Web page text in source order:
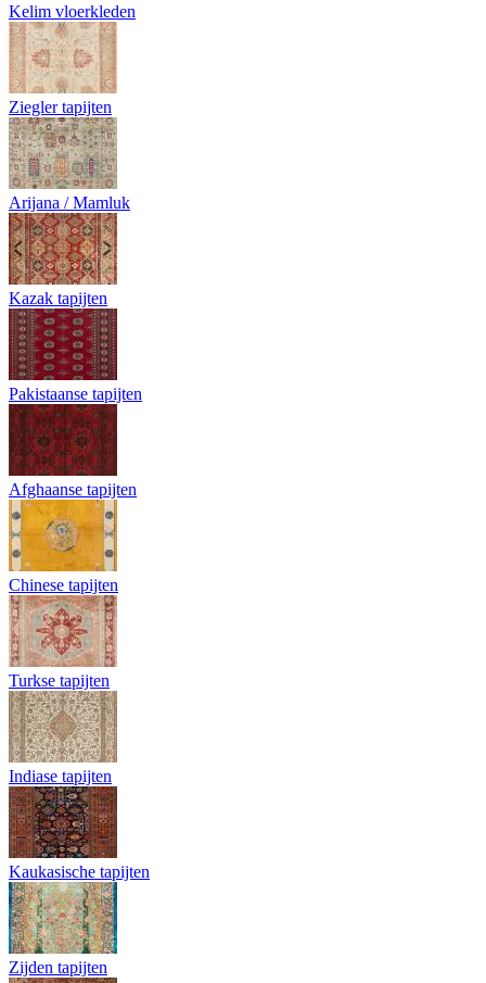
Kelim vloerkleden
Ziegler tapijten
Arijana / Mamluk
Kazak tapijten
Pakistaanse tapijten
Afghaanse tapijten
Chinese tapijten
Turkse tapijten
Indiase tapijten
Kaukasische tapijten
Zijden tapijten